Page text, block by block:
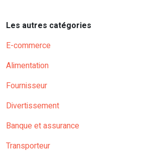
Les autres catégories
E-commerce
Alimentation
Fournisseur
Divertissement
Banque et assurance
Transporteur